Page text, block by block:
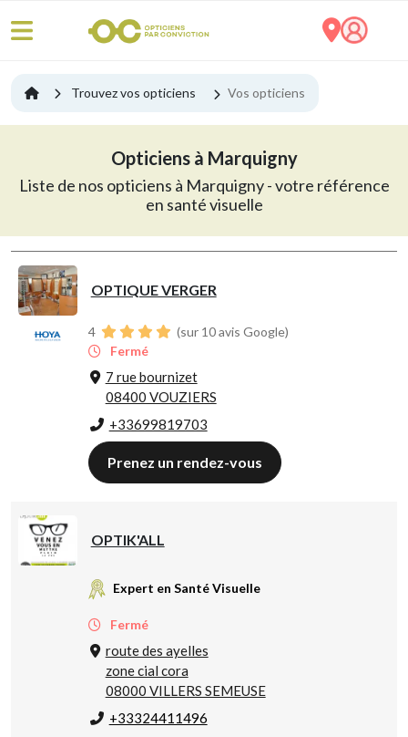
Trouvez vos opticiens Vos opticiens
Opticiens à Marquigny
Liste de nos opticiens à Marquigny - votre référence
en santé visuelle
OPTIQUE VERGER
4
(sur 10 avis Google)
Fermé
7 rue bournizet
08400 VOUZIERS
+33699819703
Prenez un rendez-vous
OPTIK'ALL
Expert en Santé Visuelle
Fermé
route des ayelles
zone cial cora
08000 VILLERS SEMEUSE
+33324411496